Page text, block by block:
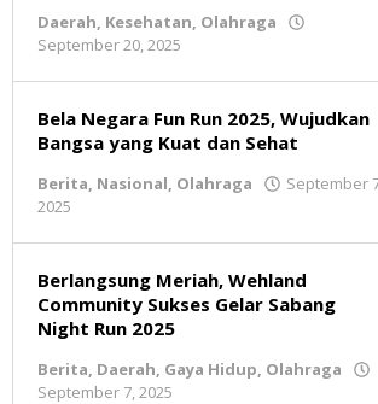
Daerah, Kesehatan, Olahraga
September 20, 2025
Bela Negara Fun Run 2025, Wujudkan
Bangsa yang Kuat dan Sehat
Berita, Nasional, Olahraga
September
2025
Berlangsung Meriah, Wehland
Community Sukses Gelar Sabang
Night Run 2025
Berita, Daerah, Gaya Hidup, Olahraga
September 7, 2025